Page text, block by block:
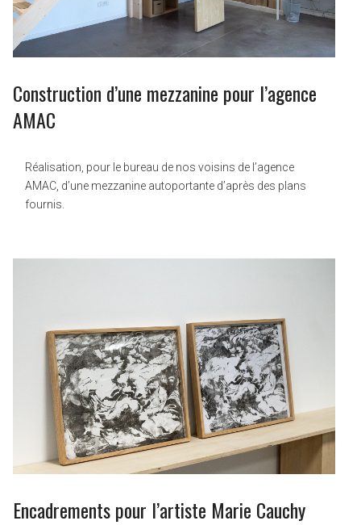
Construction d’une mezzanine pour l’agence
AMAC
Réalisation, pour le bureau de nos voisins de l’agence
AMAC, d’une mezzanine autoportante d’après des plans
fournis.
Encadrements pour l’artiste Marie Cauchy